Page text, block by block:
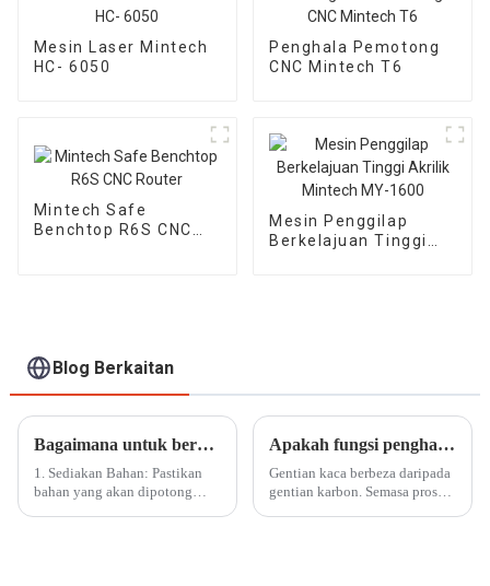
Mesin Laser Mintech
HC- 6050
Penghala Pemotong
CNC Mintech T6
Mintech Safe
Benchtop R6S CNC
Mesin Penggilap
Berkelajuan Tinggi
Blog Berkaitan
Bagaimana untuk beroperasi dengan mesin pemotong laser CO2 berketepatan tinggi
1. Sediakan Bahan: Pastikan
bahan yang akan dipotong
Apakah fungsi penghala pemotong gentian kaca?
Gentian kaca berbeza daripada
gentian karbon. Semasa proses